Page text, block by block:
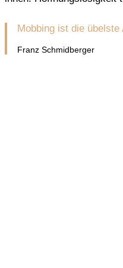
Mobbing ist die
Franz Schmidberger